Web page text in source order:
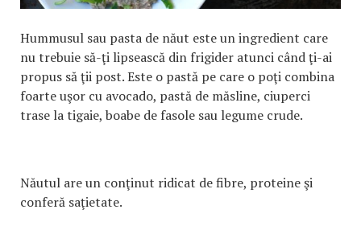
Hummusul sau pasta de năut este un ingredient care
nu trebuie să-ţi lipsească din frigider atunci când ţi-ai
propus să ţii post. Este o pastă pe care o poţi combina
foarte uşor cu avocado, pastă de măsline, ciuperci
trase la tigaie, boabe de fasole sau legume crude.
Năutul are un conţinut ridicat de fibre, proteine şi
conferă saţietate.